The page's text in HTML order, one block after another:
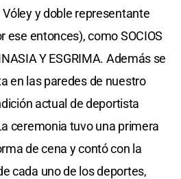
y doble representante
ese entonces), como SOCIOS
Y ESGRIMA. Además se
en las paredes de nuestro
actual de deportista
ceremonia tuvo una primera
de cena y contó con la
cada uno de los deportes,